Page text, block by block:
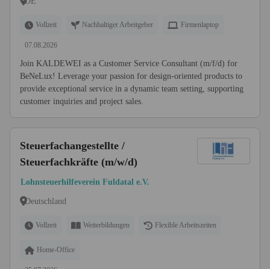
Vollzeit Nachhaltiger Arbeitgeber Firmenlaptop
07.08.2026
Join KALDEWEI as a Customer Service Consultant (m/f/d) for
BeNeLux! Leverage your passion for design-oriented products to
provide exceptional service in a dynamic team setting, supporting
customer inquiries and project sales.
Steuerfachangestellte /
Steuerfachkräfte (m/w/d)
Lohnsteuerhilfeverein Fuldatal e.V.
Deutschland
Vollzeit Weiterbildungen Flexible Arbeitszeiten
Home-Office